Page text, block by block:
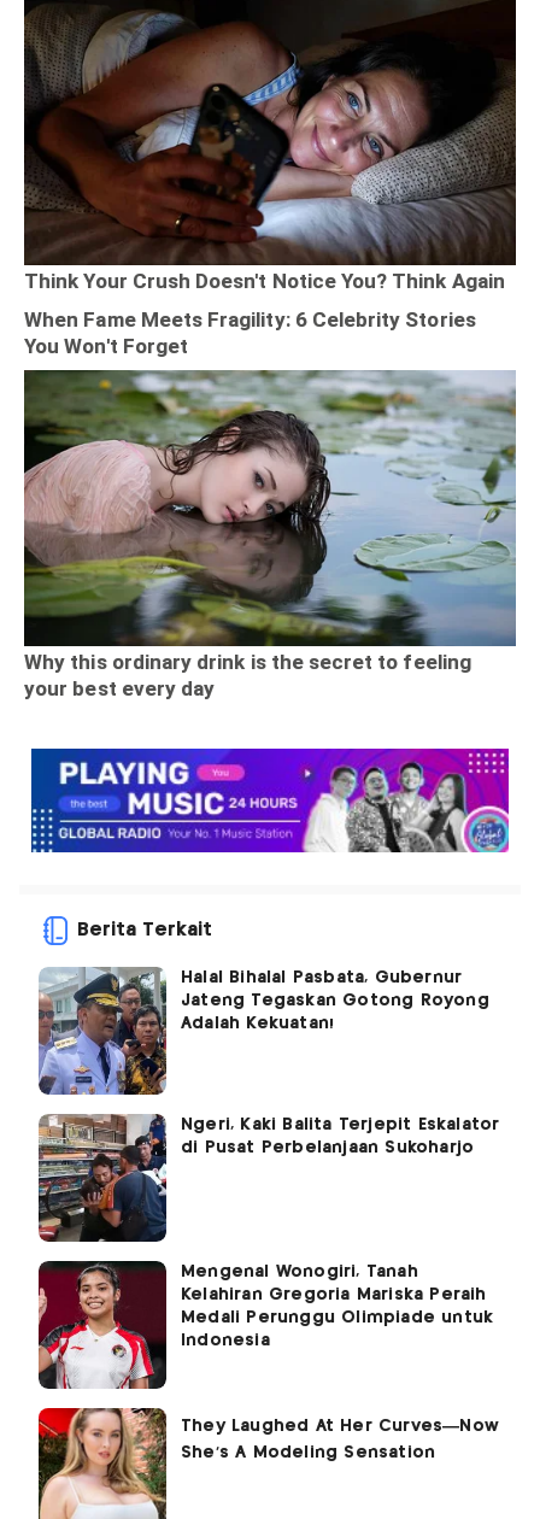
Berita Terkait
Halal Bihalal Pasbata, Gubernur
Jateng Tegaskan Gotong Royong
Adalah Kekuatan!
Ngeri, Kaki Balita Terjepit Eskalator
di Pusat Perbelanjaan Sukoharjo
Mengenal Wonogiri, Tanah
Kelahiran Gregoria Mariska Peraih
Medali Perunggu Olimpiade untuk
Indonesia